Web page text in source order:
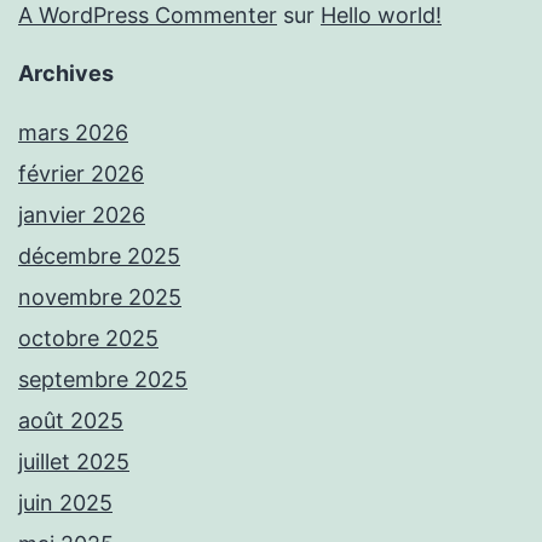
A WordPress Commenter sur Hello world!
Archives
mars 2026
février 2026
janvier 2026
décembre 2025
novembre 2025
octobre 2025
septembre 2025
août 2025
juillet 2025
juin 2025